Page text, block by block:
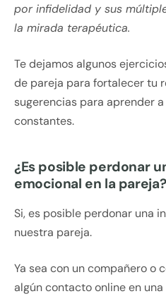
por infidelidad y sus
la mirada terapéutica.
Te dejamos algunos
de pareja para fortalecer tu
sugerencias para aprender
constantes.
¿Es posible perdonar
emocional en la pareja?
Si, es posible perdonar una
nuestra pareja.
Ya sea con un compañero o
algún contacto online en